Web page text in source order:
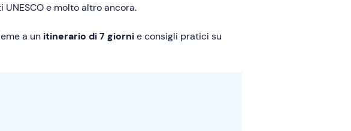
e molto altro ancora.
a un itinerario di 7 giornie consigli pratici su